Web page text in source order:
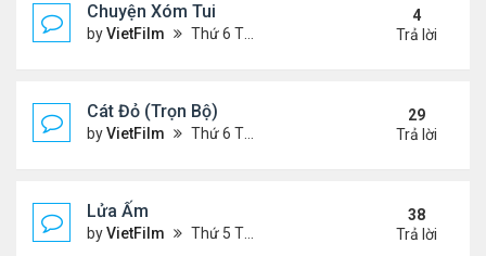
Chuyện Xóm Tui
byVietFilm Thứ 6 Tháng 11 06, 2020 4:47 pm
4
Trả lời
Cát Đỏ (Trọn Bộ)
byVietFilm Thứ 6 Tháng 11 06, 2020 2:02 pm
29
Trả lời
Lửa Ấm
byVietFilm Thứ 5 Tháng 11 05, 2020 11:33 pm
38
Trả lời